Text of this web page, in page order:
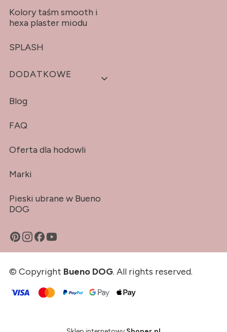
Kolory taśm smooth i
hexa plaster miodu
SPLASH
DODATKOWE
Blog
FAQ
Oferta dla hodowli
Marki
Pieski ubrane w Bueno
DOG
© Copyright Bueno DOG. All rights reserved.